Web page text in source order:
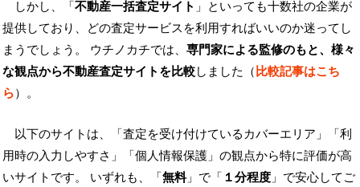
しかし、「不動産一括査定サイト 」といっても十数社の企業が
提供しており、どの査定サービスを利用すればいいのか迷ってし
まうでしょう。 ウチノカチでは、 専門家による監修のもと、様々
な観点から不動産査定サイトを比較しました（比較記事はこち
ら）。
以下のサイトは、「査定を受け付けているカバーエリア」「利
用時の入力しやすさ」「個人情報保護」の観点から特に評価が高
いサイトです。 いずれも、「無料」で「 １分程度 」で安心してご